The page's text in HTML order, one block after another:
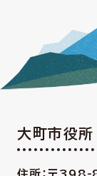
大町市役所